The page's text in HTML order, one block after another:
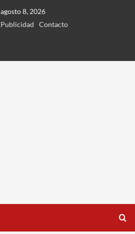
agosto 8, 2026
Publicidad
Contacto